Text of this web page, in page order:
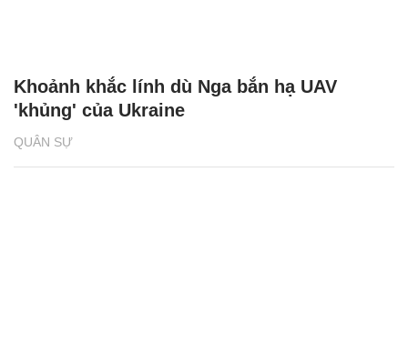
QUÂN SỰ
Khoảnh khắc lính dù Nga bắn hạ UAV
'khủng' của Ukraine